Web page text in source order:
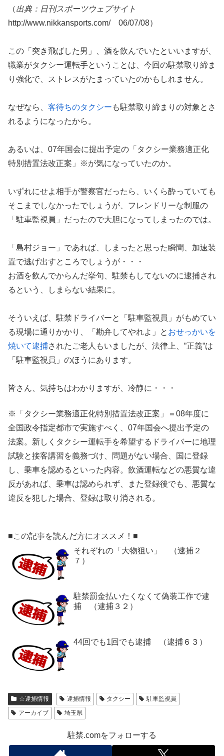
（出典：日刊スポーツウェブサイト
http://www.nikkansports.com/ 06/07/08）
この「突き飛ばした男」、酒を飲んでいたといいますが、
職業がタクシー運転手ということは、今回の駐禁取り締ま
り強化で、ストレスがたまっていたのかもしれません。
なぜなら、 客待ちのタクシー も駐禁取り締まりの対象とさ
れるようになったから。
あるいは、07年国会に提出予定の「タクシー業務適正化
特別措置法改正案」※が気になっていたのか。
いずれにせよ相手が警察官だったら、いくら酔っていても
そこまでしなかったでしょうが、フレンドリーな制服の
「駐車監視員」だったので大胆になってしまったのでは。
「島村ジョー」であれば、しまったと思った瞬間、加速装
置で逃げ出すところでしょうが・・・
お酒を飲んでからんだ挙句、駐禁もしてないのに逮捕され
るという、しまらない結果に。
そういえば、駐禁ドライバーと「駐車監視員」がもめてい
る現場に通りかかり、「勘弁してやれよ」と おせっかいを
焼いて逮捕されたご老人もいましたが、法律上、”正義”は
「駐車監視員」のほうにあります。
皆さん、気持ちはわかりますが、冷静に・・・
※「タクシー業務適正化特別措置法改正案」＝08年度に
全国政令指定都市で実施すべく、07年国会へ提出予定の
法案。新しくタクシー運転手を希望するドライバーに地理
試験と接客講習を義務づけ、問題がない場合、国に登録
し、乗車を認めるといった内容。飲酒運転などの悪質な違
反があれば、乗車は認められず、また登録後でも、悪質な
違反を犯した場合、登録は取り消される。
■この記事を読んだ方にオススメ！■
それぞれの「大物狙い」 （逮捕２
７）
駐禁罰金払いたくなくて偽装工作で逮
捕 （逮捕３２）
44回でも1回でも逮捕 （逮捕６３）
☆逮捕情報 逮捕情報 タクシー
駐車監視員
アーカイブ
埼玉県
駐禁.comをフォローする